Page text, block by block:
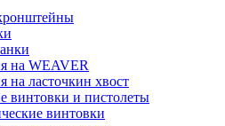
на WEAVER
на ласточкин хвост
винтовки и пистолеты
винтовки